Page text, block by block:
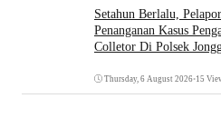
Setahun Berlalu,
Penanganan Kasus
Colletor Di Polsek
Thursday, 6 August 2026•15